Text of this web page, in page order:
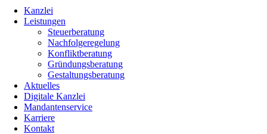
Kanzlei
Leistungen
Steuerberatung
Nachfolgeregelung
Konfliktberatung
Gründungsberatung
Gestaltungsberatung
Aktuelles
Digitale Kanzlei
Mandantenservice
Karriere
Kontakt